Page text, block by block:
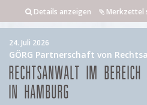
Details anzeigen Merkzettel
24. Juli 2026
GÖRG Partnerschaft von
RECHTSANWALT IM
IN HAMBURG